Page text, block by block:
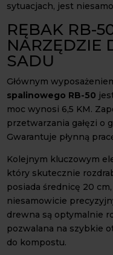
sytuacjach, jest
RĘBAK RB-
NARZĘDZIE
SADU
Głównym
spalinowego RB-50
moc wynosi 6,5 KM.
przetwarzania gałęzi o
Gwarantuje płynną
Kolejnym kluczowym
który skutecznie
posiada średnicę 20
niesamowicie
drewna są optymalnie
pozwalana na szybkie
do kompostu.